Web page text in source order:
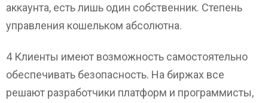
аккаунта, есть лишь один собственник. Степень
управления кошельком абсолютна.
4 Клиенты имеют возможность самостоятельно
обеспечивать безопасность. На биржах все
решают разработчики платформ и программисты,